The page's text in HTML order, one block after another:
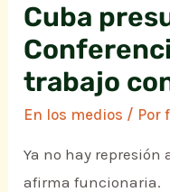
Cuba
trabajo
En los medios / Por
Ya no hay represión
afirma funcionaria.